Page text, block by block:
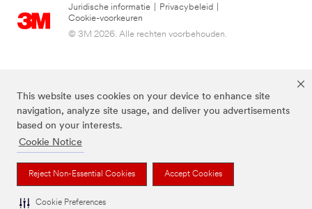
This website uses cookies on your device to enhance site
navigation, analyze site usage, and deliver you advertisements
based on your interests.
Cookie Notice
Reject Non-Essential Cookies Accept Cookies
Cookie Preferences
Juridische informatie Privacybeleid
Cookie-voorkeuren
© 3M 2026. Alle rechten voorbehouden.
3M, Post-it® en de kleur Canary Yellow™ zijn handelsmerken van 3M.